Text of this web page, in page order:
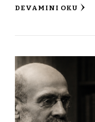
DEVAMINI OKU